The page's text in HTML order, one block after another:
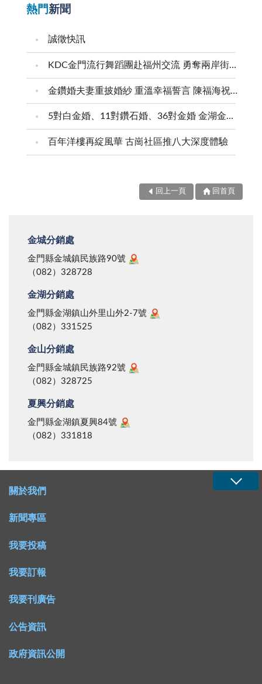
熱門 新聞
誠徵快訊
KDC金門流行舞蹈團赴福州交流 勇奪兩岸街舞賽三等獎
金鑽婚夫妻重披婚紗 重溫幸福誓言 陳福海祝福牽手半世紀 情深相守成典範
5對白金婚、11對鑽石婚、36對金婚 金湖金沙夫妻共享榮耀時刻 陳福海表揚金鑽婚夫妻 向半世紀相守家庭典範致敬
百年洋樓再綻風華 古崗社區推八大深度體驗
回上一頁 回首頁
金城分銷處
金門縣金城鎮民族路90號
（082）328728
金湖分銷處
金門縣金湖鎮山外里山外2-7號
（082）331525
金山分銷處
金門縣金城鎮民族路92號
（082）328725
夏興分銷處
金門縣金湖鎮夏興84號
（082）331818
關於我們
新聞專區
我要投稿
我要訂報
我要刊廣告
公告資訊
政府資訊公開